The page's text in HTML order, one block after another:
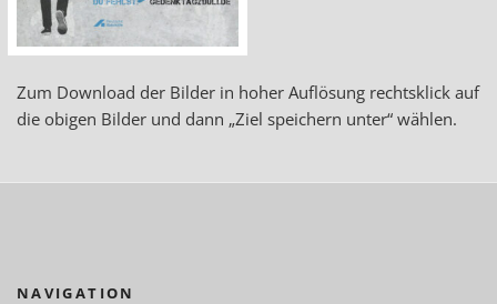
Zum Download der Bilder in hoher Auflösung rechtsklick auf
die obigen Bilder und dann „Ziel speichern unter“ wählen.
NAVIGATION